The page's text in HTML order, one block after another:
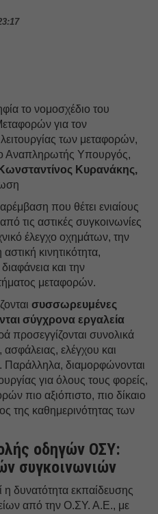
το νομοσχέδιο του
για τον
των μεταφορών,
Αναπληρωτής Υπουργός,
Κωνσταντίνος Κυρανάκης,
που θέτει ενιαίους
τις αστικές συγκοινωνίες
έλεγχο οχημάτων, την
κινητικότητα,
και την
μεταφορών.
συσσωρευμένες
σύγχρονα εργαλεία
προσεγγίζονται συνολικά
ασφάλειας, ελέγχου και
Παράλληλα, διαμορφώνονται
για όλους τους φορείς,
πιο αξιόπιστο, πιο δίκαιο
της καθημερινότητας των
οδηγών ΟΣΥ:
συγκοινωνιών
δυνατότητα εκπαίδευσης
από την Ο.ΣΥ. Α.Ε., με